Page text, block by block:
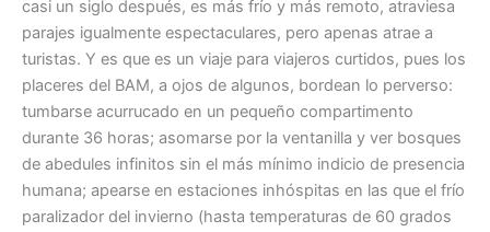
casi un siglo después, es más frío y más remoto, atraviesa
parajes igualmente espectaculares, pero apenas atrae a
turistas. Y es que es un viaje para viajeros curtidos, pues los
placeres del BAM, a ojos de algunos, bordean lo perverso:
tumbarse acurrucado en un pequeño compartimento
durante 36 horas; asomarse por la ventanilla y ver bosques
de abedules infinitos sin el más mínimo indicio de presencia
humana; apearse en estaciones inhóspitas en las que el frío
paralizador del invierno (hasta temperaturas de 60 grados